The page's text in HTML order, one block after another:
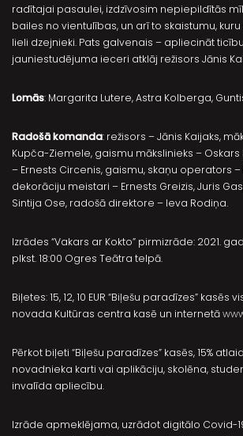
radītajai pasaulei, izdzīvosim nepiepildītās
bailes no vientulības, un arī to skaistumu,
lieli dzejnieki. Pats galvenais – apliecināt
jauniestudējuma ieceri atklāj režisors Jānis
Lomās: Margarita Lutere, Astra Kolberga,
Radošā komanda: režisors – Jānis Kaijaks,
Kupča-Ziemele, gaismu mākslinieks – Oskars
– Ernests Circenis, gaismu, skaņu operators –
dekorāciju meistari – Ernests Greizis, Juris
Sintija Ose, radošā direktore – Ieva Rodiņa.
Izrādes “Vakars ar Kokto” pirmizrāde: 2021.
plkst. 18:00 Ogres Teātra telpā.
Biļetes: 15, 12, 10 EUR “Biļešu paradīzes” kasēs
novada Kultūras centra kasē un internetā
Pērkot biļeti “Biļešu paradīzes” kasēs, 15%
novadnieka karti vai aplikāciju, skolēna,
invalīda apliecību.
Izrāde apmeklējama, uzrādot digitālo Covid-